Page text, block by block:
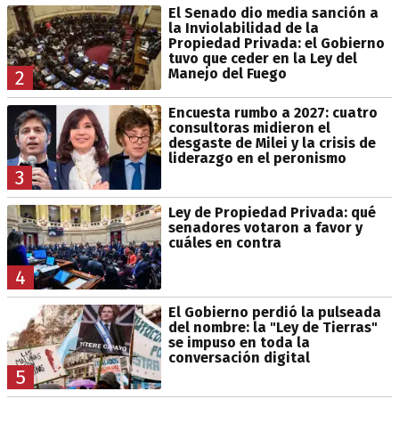
2
El Senado dio media sanción a
la Inviolabilidad de la
Propiedad Privada: el Gobierno
tuvo que ceder en la Ley del
Manejo del Fuego
3
Encuesta rumbo a 2027: cuatro
consultoras midieron el
desgaste de Milei y la crisis de
liderazgo en el peronismo
4
Ley de Propiedad Privada: qué
senadores votaron a favor y
cuáles en contra
5
El Gobierno perdió la pulseada
del nombre: la "Ley de Tierras"
se impuso en toda la
conversación digital